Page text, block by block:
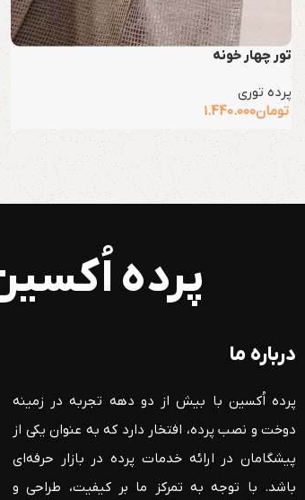
تور چهار خونه
پرده توری
تومان1.440.000
پرده
درباره ما
پرده اُکسین با بیش از دو دهه تجربه در زمینه
دوخت و نصب پرده، افتخار دارد که به عنوان یکی از
پیشگامان در ارائه خدمات پرده در بازار حرفه‌ای
باشد. با توجه به تمرکز ما بر کیفیت، طراحی و